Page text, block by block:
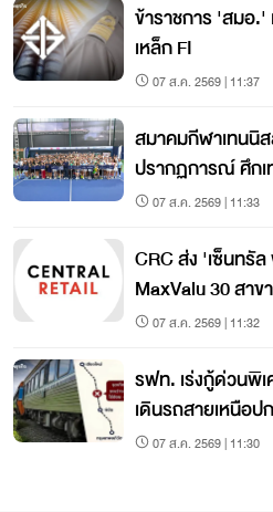
ข้าราชการ 'สมอ
เหล็ก FI
07 ส.ค. 2569 | 11:37
สมาคมกีฬาเทนนิ
ปรากฏการณ์ ศึกเ
แชมป์ประเทศไทย
07 ส.ค. 2569 | 11:33
CRC ส่ง 'เซ็นทรั
MaxValu 30 สาข
'ท็อปส์'
07 ส.ค. 2569 | 11:32
รฟท. เร่งกู้ด่วนพิเ
เดินรถสายเหนือ
07 ส.ค. 2569 | 11:30